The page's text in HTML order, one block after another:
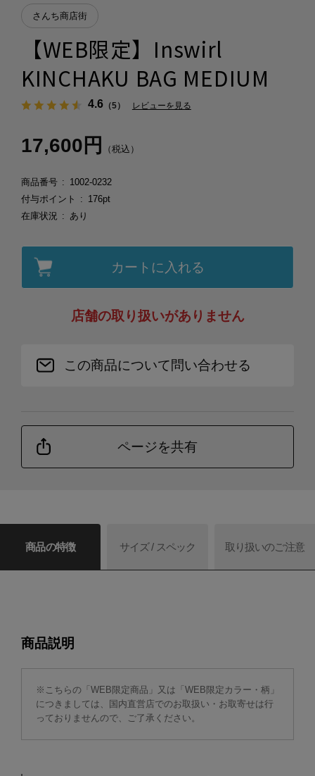
さんち商店街
【WEB限定】Inswirl
KINCHAKU BAG MEDIUM
4.6（5） レビューを見る
17,600円 （税込）
商品番号
1002-0232
付与ポイント
176pt
在庫状況
あり
カートに入れる
店舗の取り扱いがありません
この商品について問い合わせる
ページを共有
商品の特徴 サイズ / スペック 取り扱いのご注意
商品説明
※こちらの「WEB限定商品」又は「WEB限定カラー・柄」
につきましては、国内直営店でのお取扱い・お取寄せは行
っておりませんので、ご了承ください。